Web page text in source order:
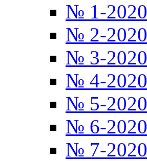
№ 1-2020
№ 2-2020
№ 3-2020
№ 4-2020
№ 5-2020
№ 6-2020
№ 7-2020